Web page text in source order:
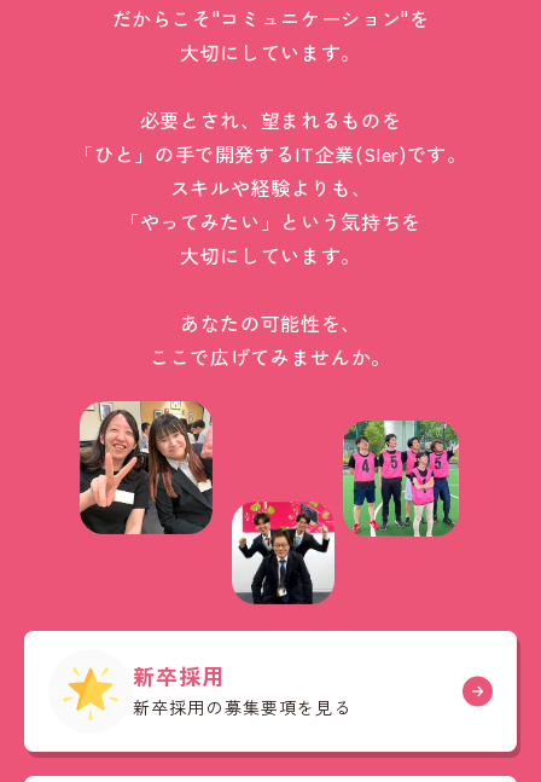
だからこそ"コミュニケーション"を
大切にしています。
必要とされ、望まれるものを
「ひと」の手で開発するIT企業(SIer)です。
スキルや経験よりも、
「やってみたい」という気持ちを
大切にしています。
あなたの可能性を、
ここで広げてみませんか。
新卒採用
新卒採用の募集要項を見る